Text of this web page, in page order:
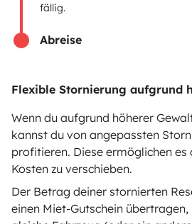
fällig.
Abreise
Flexible Stornierung aufgrund
Wenn du aufgrund höherer
kannst du von angepassten
profitieren. Diese ermöglichen es
Kosten zu verschieben.
Der Betrag deiner stornierten
einen Miet-Gutschein
Mietpannenhilfe
Hilfe für Vermieter
Sichere Zahlungsweisen
Herunterladen im
App Store